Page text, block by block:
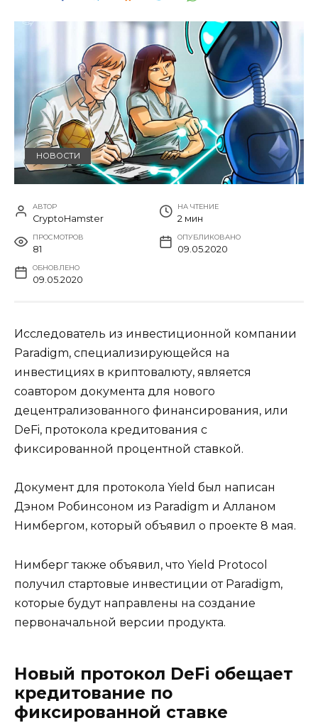
НОВОСТИ
АВТОР
CryptoHamster
НА ЧТЕНИЕ
2 мин
ПРОСМОТРОВ
81
ОПУБЛИКОВАНО
09.05.2020
ОБНОВЛЕНО
09.05.2020
Исследователь из инвестиционной компании
Paradigm, специализирующейся на
инвестициях в криптовалюту, является
соавтором документа для нового
децентрализованного финансирования, или
DeFi, протокола кредитования с
фиксированной процентной ставкой.
Документ для протокола Yield был написан
Дэном Робинсоном из Paradigm и Алланом
Нимбергом, который объявил о проекте 8 мая.
Нимберг также объявил, что Yield Protocol
получил стартовые инвестиции от Paradigm,
которые будут направлены на создание
первоначальной версии продукта.
Новый протокол DeFi обещает
кредитование по
фиксированной ставке